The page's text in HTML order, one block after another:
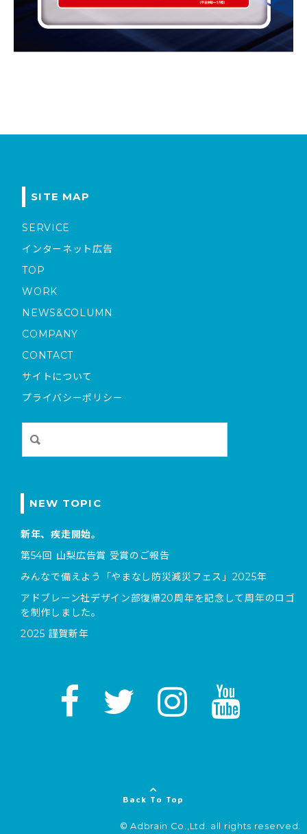
SITE MAP
SERVICE
インターネット広告
TOP
WORK
NEWS&COLUMN
COMPANY
CONTACT
サイトについて
プライバシーポリシー
NEW TOPIC
新年、疾走開始。
第54回 山梨広告賞 受賞のご報告
みんなで備えよう「やまなし防災減災フェス」2025年
アドブレーン社デザイン部復帰20周年を記念して周年のロゴ
を制作しました。
2025 謹賀新年
Back To Top
© Adbrain Co.,Ltd. all rights reserved.